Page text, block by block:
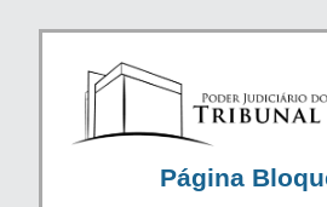
Página